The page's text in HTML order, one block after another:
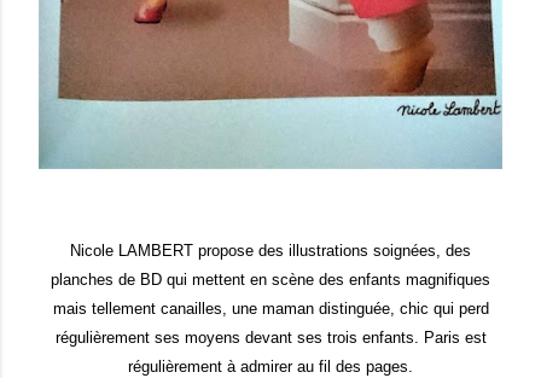
Nicole LAMBERT propose des illustrations soignées, des
planches de BD qui mettent en scène des enfants magnifiques
mais tellement canailles, une maman distinguée, chic qui perd
régulièrement ses moyens devant ses trois enfants. Paris est
régulièrement à admirer au fil des pages.